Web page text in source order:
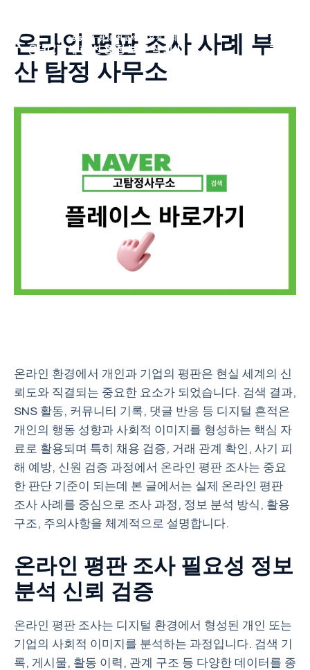
content
온라인 평판 조사 사례 부
산 탐정 사무소
온라인 환경에서 개인과 기업의 평판은 현실 세계의 신
뢰도와 직결되는 중요한 요소가 되었습니다. 검색 결과,
SNS 활동, 커뮤니티 기록, 댓글 반응 등 디지털 흔적은
개인의 행동 성향과 사회적 이미지를 형성하는 핵심 자
료로 활용되며 특히 채용 검증, 거래 관계 확인, 사기 피
해 예방, 신원 검증 과정에서 온라인 평판 조사는 중요
한 판단 기준이 되는데 본 글에서는 실제 온라인 평판
조사 사례를 중심으로 조사 과정, 정보 분석 방식, 활용
구조, 주의사항을 체계적으로 설명합니다.
온라인 평판 조사 필요성 정보
분석 신뢰 검증
온라인 평판 조사는 디지털 환경에서 형성된 개인 또는
기업의 사회적 이미지를 분석하는 과정입니다. 검색 기
록, 게시물, 활동 이력, 관계 구조 등 다양한 데이터를 종